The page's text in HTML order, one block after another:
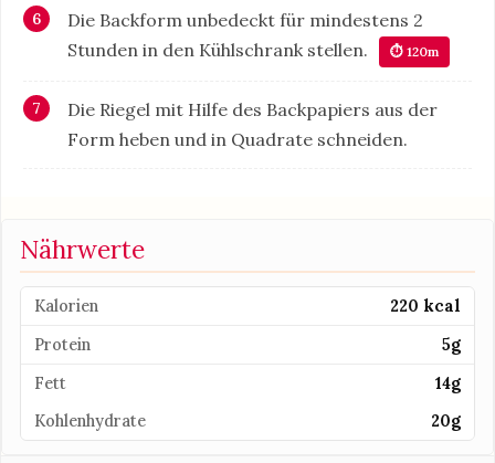
Die Backform unbedeckt für mindestens 2
Stunden in den Kühlschrank stellen.
⏱ 120m
Die Riegel mit Hilfe des Backpapiers aus der
Form heben und in Quadrate schneiden.
Nährwerte
Kalorien
220 kcal
Protein
5g
Fett
14g
Kohlenhydrate
20g